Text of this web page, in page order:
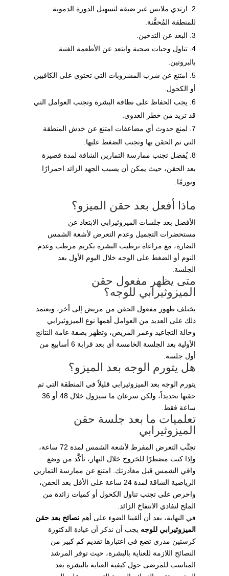
ارتدي ملابس غير ضيقة لتسهيل الدورة الدموية
للمنطقة المُحقَّنة.
البعد عن التدخين.
تناول وجبات صحية وابتعد عن الأطعمة الغنية
بالبروتين.
امتنع عن شرب المشروبات التي تحتوي على الكافيين
أو الكحول.
يجب الحفاظ على نظافة البشرة وتجنب العوامل التي
قد تزيد من خطر العدوى.
لمنع حدوث أي مضاعفات امتنع عن خدش المنطقة
التي تم الحقن بها وتجنب الضغط عليها.
يُفضل تجنب ممارسة التمارين الشاقة لمدة قصيرة
بعد الحقن، حيث يمكن أن يسبب الجهد الزائد احمرارًا
وتورمًا.
ماذا أفعل بعد حقن الميزو؟
الأفضل بعد جلسات الميزوثيرابي الابتعاد عن
مستحضرات التجميل وعدم التعرض لأشعة الشمس
الضارة، مع مراعاة ترطيب البشرة بكريم مرطب وعدم
النوم أو الضغط على الوجه خلال اليوم الأول بعد
الجلسة.
متى يظهر مفعول حقن
الميزوثيرابي للوجه؟
يختلف ظهور مفعول الحقن من مريض إلى أخر، ويعتمد
ذلك على العديد من العوامل أهمها نوع الميزوثيرابي
وحالة التجاعيد وعمر المريض، وتظهر بصفة عامة النتائج
الأولية بعد الجلسة الخامسة أي بعد قرابة 6 أسابيع من
أول جلسة.
هل يتورم الوجه بعد الميزو؟
يتورم الوجه بعد الميزوثيرابي قليلاً في المنطقة التي تم
حقنها تحديداً، ولكن سرعان ما سيزول خلال 48 أو 36
ساعة فقط.
تعلميات ما بعد جلسة حقن
الميزوثيرابي
تجنَّب التعرض المفرط لأشعة الشمس لمدة 72 ساعة،
وإذا كنت مضطرًا للخروج خلال النهار، تأكَّد من وضع
واقي الشمس قبل مغادرتك. امتنع عن ممارسة التمارين
الرياضية الشاقة لمدة 24 ساعة على الأقل بعد الحقن،
واحرص على تجنب تناول الكحول أو كميات زائدة من
الملح لتفادي الانتفاخ الزائد.
في النهاية، بعد أن ألقينا الضوء على أهم نصائح بعد حقن
الميزوثيرابي للوجه يجب أن نذكر أن عيادة الدكتورة
كرستين مدري تضع في اعتبارها تقديم كم كبير من
النصائح اللازمة للعناية بالبشرة، حيث توفر المرشد
المناسب للمرضى حول كيفية العناية بالبشرة بعد